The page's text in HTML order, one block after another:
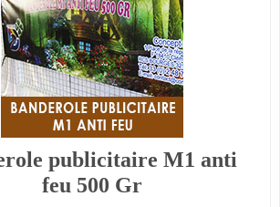
publicitaire M1 anti
feu 500 Gr